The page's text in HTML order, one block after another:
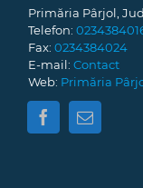
Primăria Pârjol,
Telefon:
Fax: 0234384024
E-mail: Contact
Web: Primăria